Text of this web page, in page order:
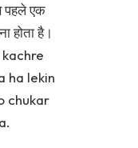
पहले एक
होता है।
ha lekin
chukar